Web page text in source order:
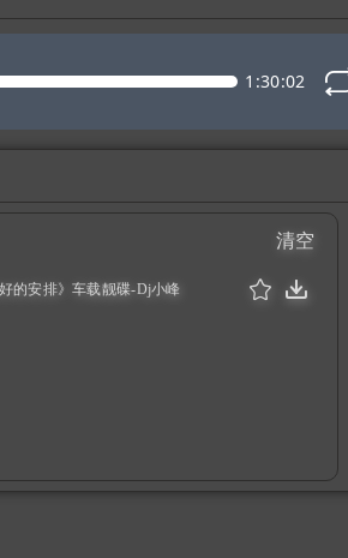
1:30:02
清空
的安排》车载靓碟-Dj小峰